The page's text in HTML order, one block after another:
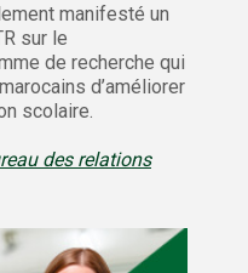
manifesté un
sur le
de recherche qui
d’améliorer
scolaire.
des relations